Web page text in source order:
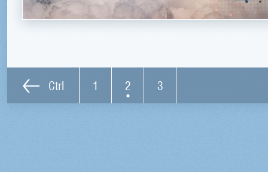
Ctrl 1 2 3